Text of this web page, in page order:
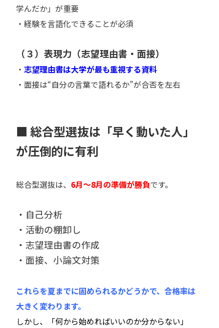
学んだか」が重要
・経験を言語化できることが必須
（３）表現力（志望理由書・面接）
・志望理由書は大学が最も重視する資料
・面接は“自分の言葉で語れるか”が合否を左右
■ 総合型選抜は「早く動いた人」
が圧倒的に有利
総合型選抜は、 6月〜8月の準備が勝負です。
・自己分析
・活動の棚卸し
・志望理由書の作成
・面接、小論文対策
これらを夏までに固められるかどうかで、合格率は
大きく変わります。
しかし、「何から始めればいいのか分からない」